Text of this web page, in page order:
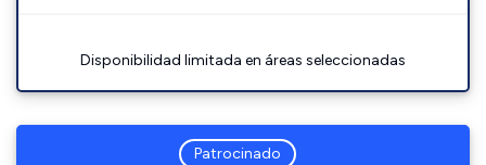
Disponibilidad limitada en áreas seleccionadas
Patrocinado